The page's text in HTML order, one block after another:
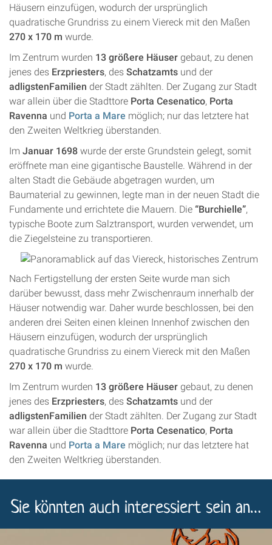
Häusern einzufügen, wodurch der ursprünglich
quadratische Grundriss zu einem Viereck mit den Maßen
270 x 170 m wurde.
Im Zentrum wurden 13 größere Häuser gebaut, zu denen
jenes des Erzpriesters, des Schatzamts und der
adligstenFamilien der Stadt zählten. Der Zugang zur Stadt
war allein über die Stadttore Porta Cesenatico, Porta
Ravenna und Porta a Mare möglich; nur das letztere hat
den Zweiten Weltkrieg überstanden.
Im Januar 1698 wurde der erste Grundstein gelegt, somit
eröffnete man eine gigantische Baustelle. Während in der
alten Stadt die Gebäude abgetragen wurden, um
Baumaterial zu gewinnen, legte man in der neuen Stadt die
Fundamente und errichtete die Mauern. Die “Burchielle”,
typische Boote zum Salztransport, wurden verwendet, um
die Ziegelsteine zu transportieren.
Nach Fertigstellung der ersten Seite wurde man sich
darüber bewusst, dass mehr Zwischenraum innerhalb der
Häuser notwendig war. Daher wurde beschlossen, bei den
anderen drei Seiten einen kleinen Innenhof zwischen den
Häusern einzufügen, wodurch der ursprünglich
quadratische Grundriss zu einem Viereck mit den Maßen
270 x 170 m wurde.
Im Zentrum wurden 13 größere Häuser gebaut, zu denen
jenes des Erzpriesters, des Schatzamts und der
adligstenFamilien der Stadt zählten. Der Zugang zur Stadt
war allein über die Stadttore Porta Cesenatico, Porta
Ravenna und Porta a Mare möglich; nur das letztere hat
den Zweiten Weltkrieg überstanden.
Sie könnten auch interessiert sein an…